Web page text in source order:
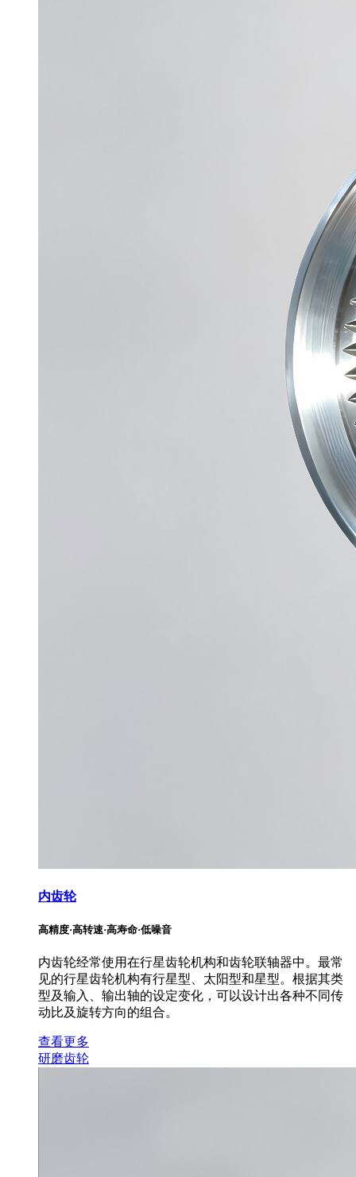
内齿轮
高精度·高转速·高寿命·低噪音
内齿轮经常使用在行星齿轮机构和齿轮联轴器中。最常
见的行星齿轮机构有行星型、太阳型和星型。根据其类
型及输入、输出轴的设定变化，可以设计出各种不同传
动比及旋转方向的组合。
查看更多
研磨齿轮